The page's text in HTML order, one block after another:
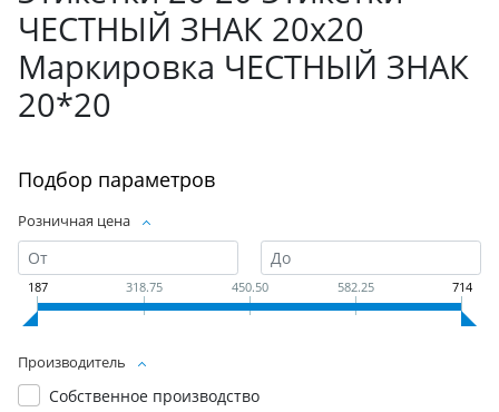
ЧЕСТНЫЙ ЗНАК 20х20
Маркировка ЧЕСТНЫЙ ЗНАК
20*20
Подбор параметров
Розничная цена
187 318.75 450.50 582.25 714
Производитель
Собственное производство